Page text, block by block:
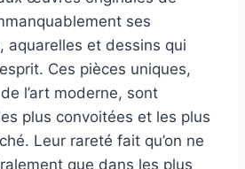
ses
aquarelles et dessins qui
Ces pièces uniques,
l’art moderne, sont
plus convoitées et les plus
Leur rareté fait qu’on ne
que dans les plus